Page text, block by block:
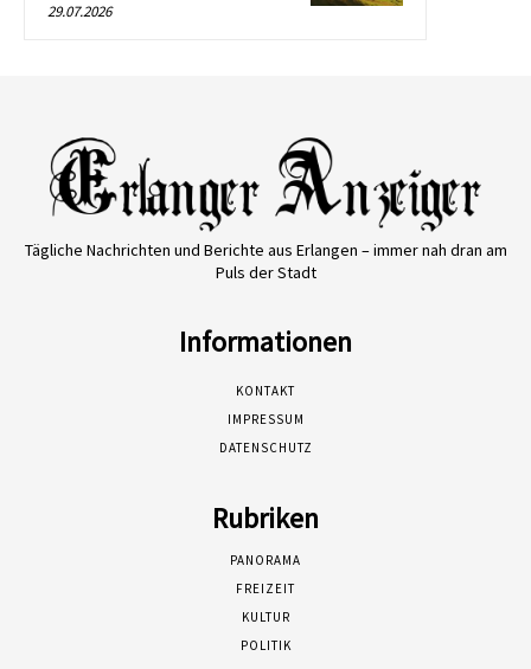
29.07.2026
Tägliche Nachrichten und Berichte aus Erlangen – immer nah dran am
Puls der Stadt
Informationen
KONTAKT
IMPRESSUM
DATENSCHUTZ
Rubriken
PANORAMA
FREIZEIT
KULTUR
POLITIK